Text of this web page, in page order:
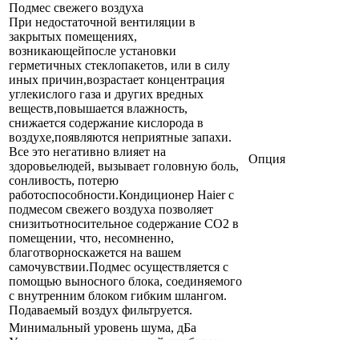
Подмес свежего воздуха
При недостаточной вентиляции в
закрытых помещениях,
возникающейпосле установки
герметичных стеклопакетов, или в силу
иных причин,возрастает концентрация
углекислого газа и других вредных
веществ,повышается влажность,
снижается содержание кислорода в
воздухе,появляются неприятные запахи.
Все это негативно влияет на
здоровьелюдей, вызывает головную боль,
сонливость, потерю
работоспособности.Кондиционер Haier с
подмесом свежего воздуха позволяет
снизитьотносительное содержание СО2 в
помещении, что, несомненно,
благотворноскажется на вашем
самочувствии.Подмес осуществляется с
помощью выносного блока, соединяемого
с внутренним блоком гибким шлангом.
Подаваемый воздух фильтруется.
Опция
Минимальный уровень шума, дБа